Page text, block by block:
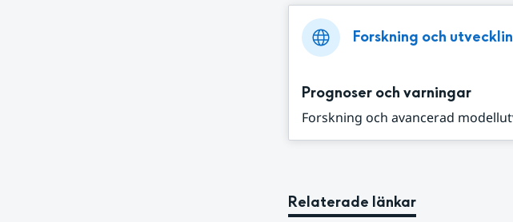
Forskning och
Prognoser och varningar
Forskning och avancerad
Relaterade länkar